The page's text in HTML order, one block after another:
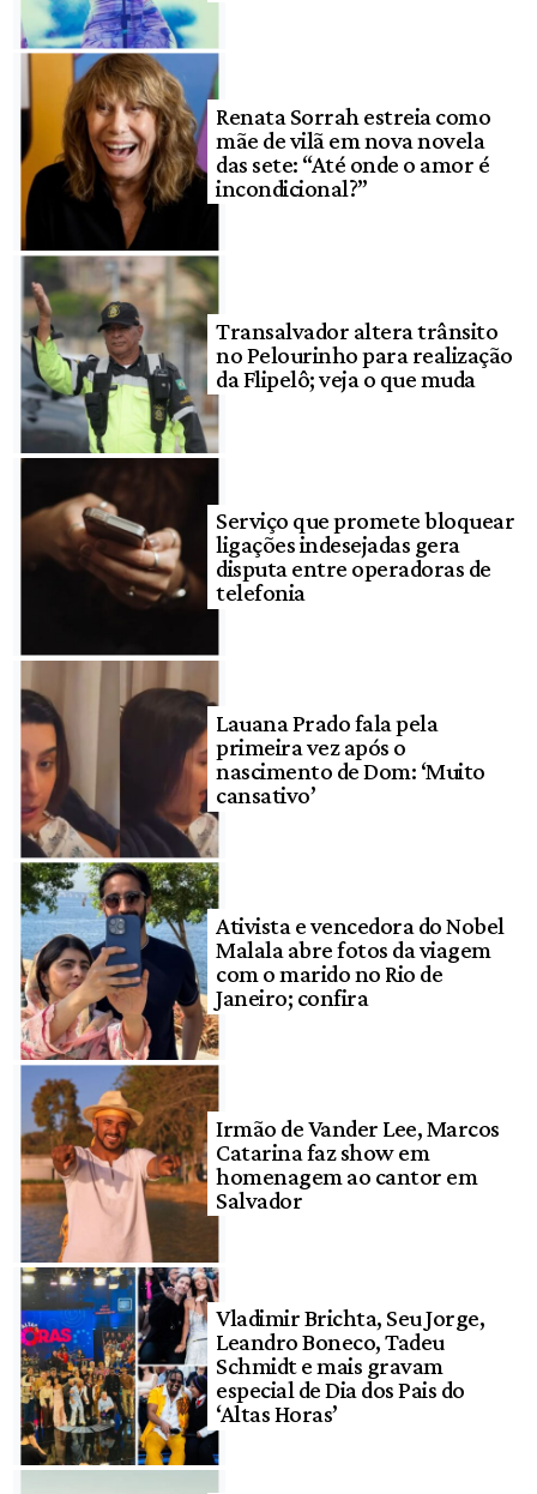
Renata Sorrah estreia como
mãe de vilã em nova novela
das sete: “Até onde o amor é
incondicional?”
Transalvador altera trânsito
no Pelourinho para realização
da Flipelô; veja o que muda
Serviço que promete bloquear
ligações indesejadas gera
disputa entre operadoras de
telefonia
Lauana Prado fala pela
primeira vez após o
nascimento de Dom: ‘Muito
cansativo’
Ativista e vencedora do Nobel
Malala abre fotos da viagem
com o marido no Rio de
Janeiro; confira
Irmão de Vander Lee, Marcos
Catarina faz show em
homenagem ao cantor em
Salvador
Vladimir Brichta, Seu Jorge,
Leandro Boneco, Tadeu
Schmidt e mais gravam
especial de Dia dos Pais do
‘Altas Horas’